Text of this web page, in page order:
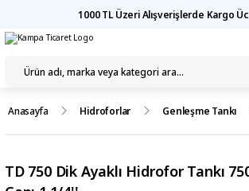
1000 TL Üzeri Alışverişlerde Kargo
Anasayfa Hidroforlar Genleşme Tankı
TD 750 Dik Ayaklı Hidrofor Tankı